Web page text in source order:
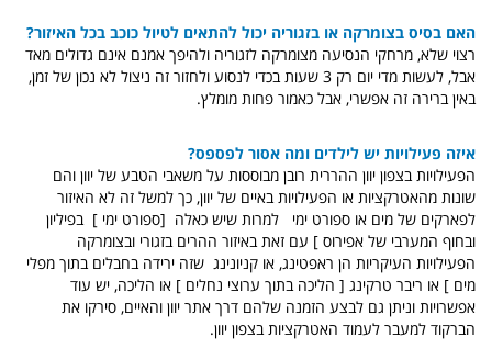
האם בסיס בצומרקה או בזגוריה יכול להתאים לטיול כוכב בכל האיזור?
רצוי שלא, מרחקי הנסיעה מצומרקה לזגוריה ולהיפך אמנם אינם גדולים מאד
אבל, לעשות מדי יום רק 3 שעות בכדי לנסוע ולחזור זה ניצול לא נכון של זמן,
באין ברירה זה אפשרי, אבל כאמור פחות מומלץ.
איזה פעילויות יש לילדים ומה אסור לפספס?
הפעילויות בצפון יוון ההררית רובן מבוססות על משאבי הטבע של יוון והם
שונות מהאטרקציות או הפעילויות באיים של יוון, כך למשל זה לא האיזור
לפארקים של מים או ספורט ימי למרות שיש כאלה [ספורט ימי ] בפיליון
ובחוף המערבי של אפירוס ] עם זאת באיזור ההרים בזגורי ובצומרקה
הפעילויות העיקריות הן ראפטינג, או קניונינג שזה ירידה בחבלים בתוך מפלי
מים ] או ריבר טרקינג [ הליכה בתוך ערוצי נחלים ] או הליכה, יש עוד
אפשרויות וניתן גם לבצע הזמנה שלהם דרך אתר יוון והאיים, סירקו את
הברקוד למעבר לעמוד האטרקציות בצפון יוון.